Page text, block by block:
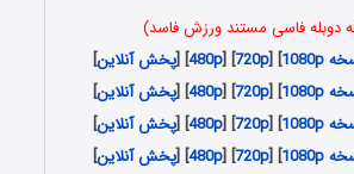
دوبله فاسی مستند ورزش فاسد)
] [
720p
] [
480p
] [پخش آنلاین]
] [
720p
] [
480p
] [پخش آنلاین]
] [
720p
] [
480p
] [پخش آنلاین]
] [
720p
] [
480p
] [پخش آنلاین]